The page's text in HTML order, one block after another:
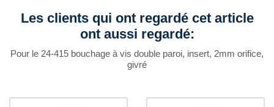
Les clients qui ont regardé cet article
ont aussi regardé:
Pour le 24-415 bouchage à vis double paroi, insert, 2mm orifice,
givré